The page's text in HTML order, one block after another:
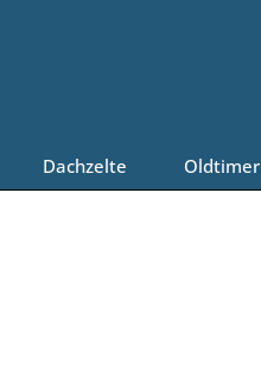
Dachzelte Oldtimer